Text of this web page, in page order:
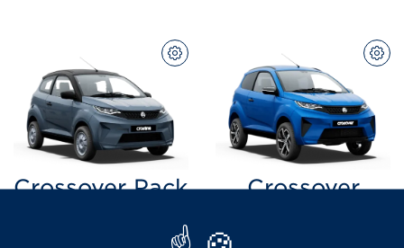
Crossover Pack
PŘIZPŮSOBIT
Crossover